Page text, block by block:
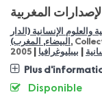
الإصدارات المغربية
الإنسانية (الدار
البيضاء, المغرب) ,
بيبليوغرافيا 2005
Plus
Disponible